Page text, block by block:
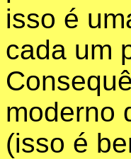
isso é
cada um
moderno
(isso é